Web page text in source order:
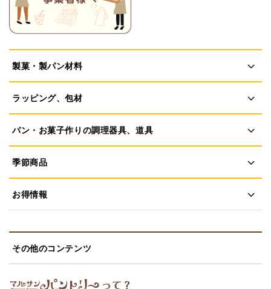
製菓・製パン材料
ラッピング、包材
パン・お菓子作りの調理器具、道具
季節商品
お得情報
その他のコンテンツ